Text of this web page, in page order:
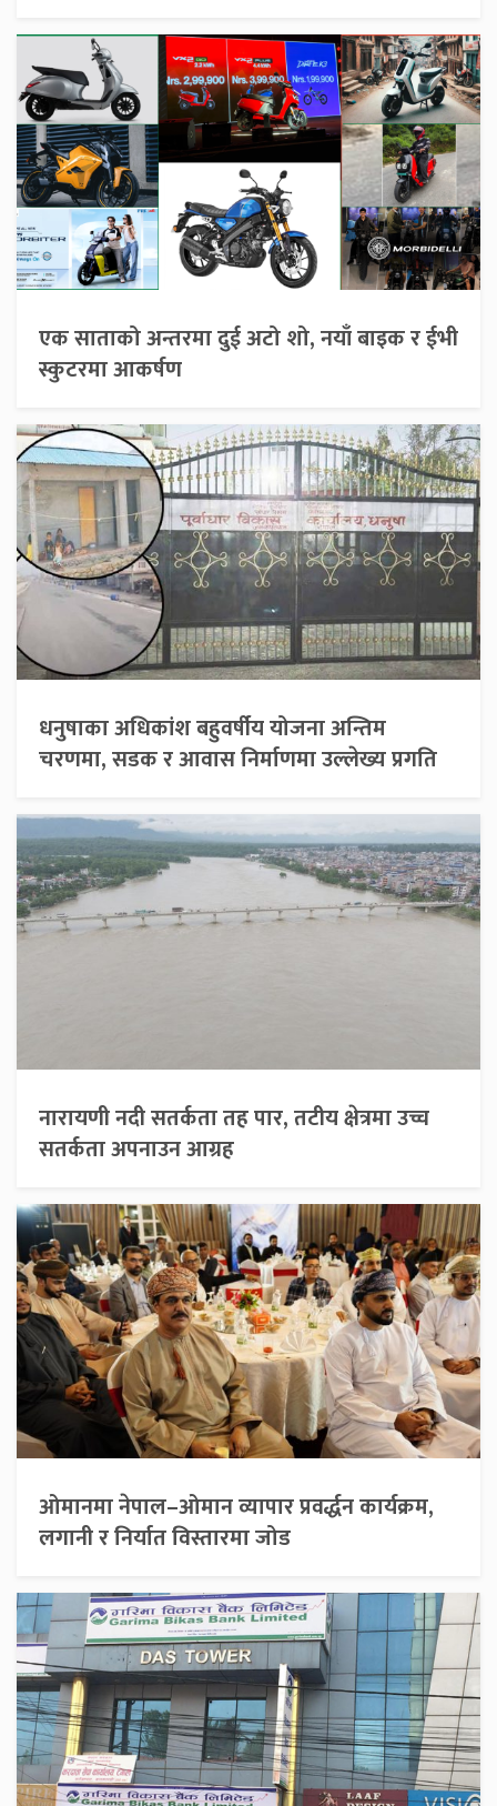
एक साताको अन्तरमा दुई अटो शो, नयाँ बाइक र ईभी
स्कुटरमा आकर्षण
धनुषाका अधिकांश बहुवर्षीय योजना अन्तिम
चरणमा, सडक र आवास निर्माणमा उल्लेख्य प्रगति
नारायणी नदी सतर्कता तह पार, तटीय क्षेत्रमा उच्च
सतर्कता अपनाउन आग्रह
ओमानमा नेपाल–ओमान व्यापार प्रवर्द्धन कार्यक्रम,
लगानी र निर्यात विस्तारमा जोड